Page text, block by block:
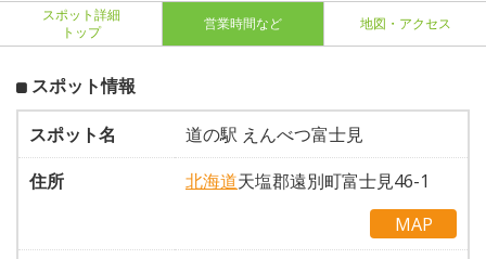
スポット詳細
トップ
営業時間など 地図・アクセス
スポット情報
スポット名
道の駅 えんべつ富士見
住所
北海道天塩郡遠別町富士見46-1
MAP